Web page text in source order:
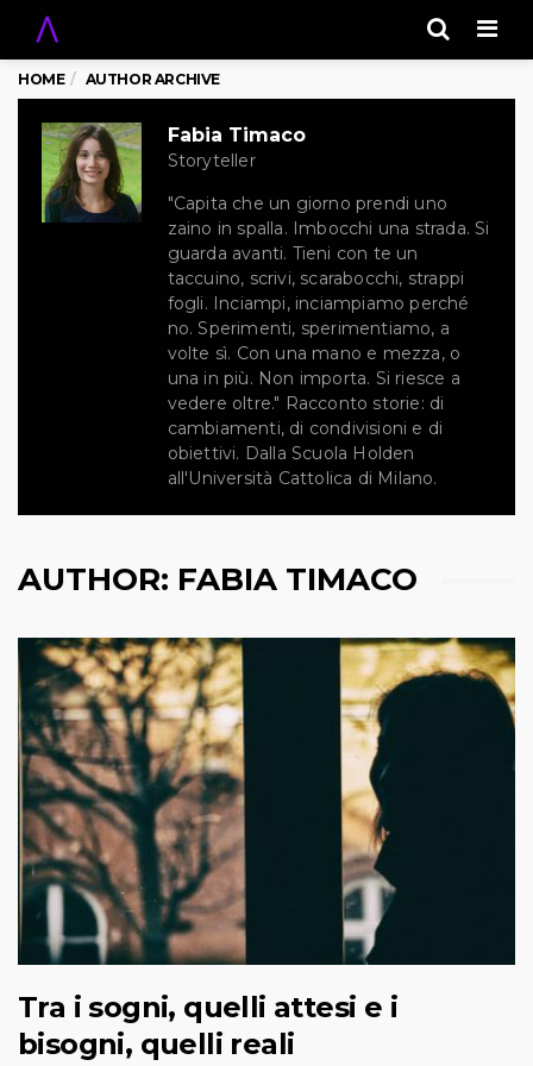
HOME AUTHOR ARCHIVE
Fabia Timaco
Storyteller
"Capita che un giorno prendi uno
zaino in spalla. Imbocchi una strada. Si
guarda avanti. Tieni con te un
taccuino, scrivi, scarabocchi, strappi
fogli. Inciampi, inciampiamo perché
no. Sperimenti, sperimentiamo, a
volte sì. Con una mano e mezza, o
una in più. Non importa. Si riesce a
vedere oltre." Racconto storie: di
cambiamenti, di condivisioni e di
obiettivi. Dalla Scuola Holden
all'Università Cattolica di Milano.
AUTHOR: FABIA TIMACO
Tra i sogni, quelli attesi e i
bisogni, quelli reali